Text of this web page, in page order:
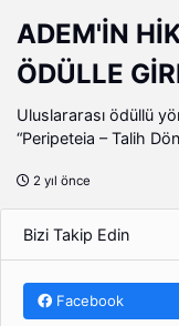
ADEM'İN
ÖDÜLLE
Uluslararası ödüllü
“Peripeteia – Talih
2 yıl önce
Bizi Takip Edin
Facebook